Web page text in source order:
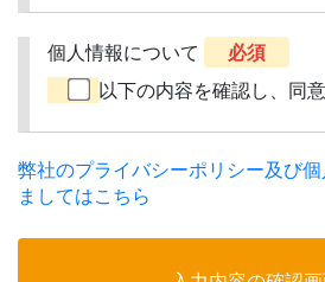
個人情報について
必須
以下の内容を確認し、同
弊社のプライバシーポリシー及び
ましてはこちら